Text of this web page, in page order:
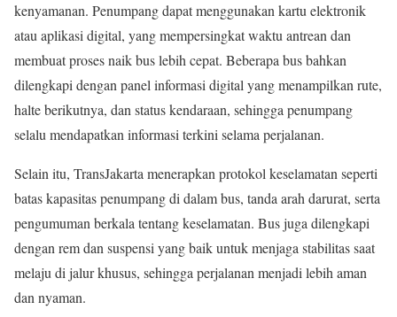
kenyamanan. Penumpang dapat menggunakan kartu elektronik
atau aplikasi digital, yang mempersingkat waktu antrean dan
membuat proses naik bus lebih cepat. Beberapa bus bahkan
dilengkapi dengan panel informasi digital yang menampilkan rute,
halte berikutnya, dan status kendaraan, sehingga penumpang
selalu mendapatkan informasi terkini selama perjalanan.
Selain itu, TransJakarta menerapkan protokol keselamatan seperti
batas kapasitas penumpang di dalam bus, tanda arah darurat, serta
pengumuman berkala tentang keselamatan. Bus juga dilengkapi
dengan rem dan suspensi yang baik untuk menjaga stabilitas saat
melaju di jalur khusus, sehingga perjalanan menjadi lebih aman
dan nyaman.